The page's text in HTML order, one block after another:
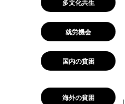
多文化共生
就労機会
国内の貧困
海外の貧困